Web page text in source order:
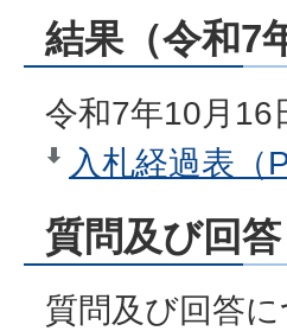
結果（令和7
令和7年10月16
入札経過表（
質問及び回
質問及び回答